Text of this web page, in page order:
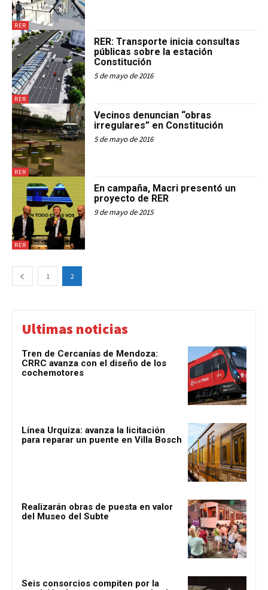
RER
RER
RER: Transporte inicia consultas
públicas sobre la estación
Constitución
5 de mayo de 2016
RER
Vecinos denuncian “obras
irregulares” en Constitución
5 de mayo de 2016
RER
En campaña, Macri presentó un
proyecto de RER
9 de mayo de 2015
1 2
Ultimas noticias
Tren de Cercanías de Mendoza:
CRRC avanza con el diseño de los
cochemotores
Línea Urquiza: avanza la licitación
para reparar un puente en Villa Bosch
Realizarán obras de puesta en valor
del Museo del Subte
Seis consorcios compiten por la